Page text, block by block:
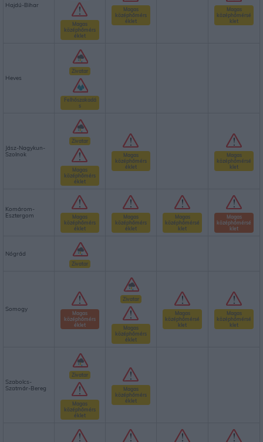
Hajdú-Bihar
Magas
középhőmérs
éklet
Magas
középhőmérs
éklet
Magas
középhőmérsé
klet
Heves
Zivatar
Felhőszakadá
s
Jász-Nagykun-
Szolnok
Zivatar
Magas
középhőmérs
éklet
Magas
középhőmérs
éklet
Magas
középhőmérsé
klet
Komárom-
Esztergom
Magas
középhőmérs
éklet
Magas
középhőmérs
éklet
Magas
középhőmérsé
klet
Magas
középhőmérsé
klet
Nógrád
Zivatar
Somogy
Magas
középhőmérs
éklet
Zivatar
Magas
középhőmérs
éklet
Magas
középhőmérsé
klet
Magas
középhőmérsé
klet
Szabolcs-
Szatmár-Bereg
Zivatar
Magas
középhőmérs
éklet
Magas
középhőmérs
éklet